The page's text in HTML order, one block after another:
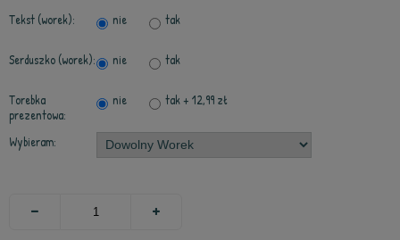
Tekst (worek): nie tak
Serduszko (worek): nie tak
Torebka
prezentowa:
nie tak+ 12,99 zł
Wybieram: